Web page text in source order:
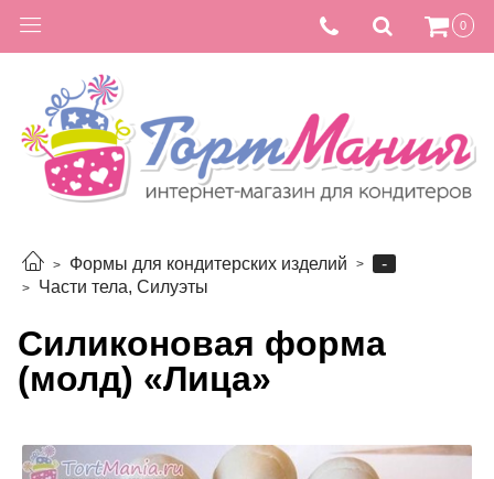
0
Формы для кондитерских изделий
-
Части тела, Силуэты
Силиконовая форма
(молд) «Лица»